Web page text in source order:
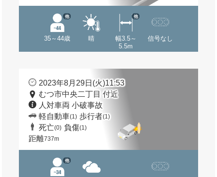
35～44歳
他
晴
幅3.5～
5.5m
他
信号なし
2023年8月29日(火)11:53
むつ市中央二丁目 付近
人対車両 小破事故
軽自動車(1) 歩行者(1)
死亡(0) 負傷(1)
距離737m
他